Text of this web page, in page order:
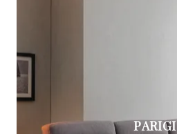
PARIGI